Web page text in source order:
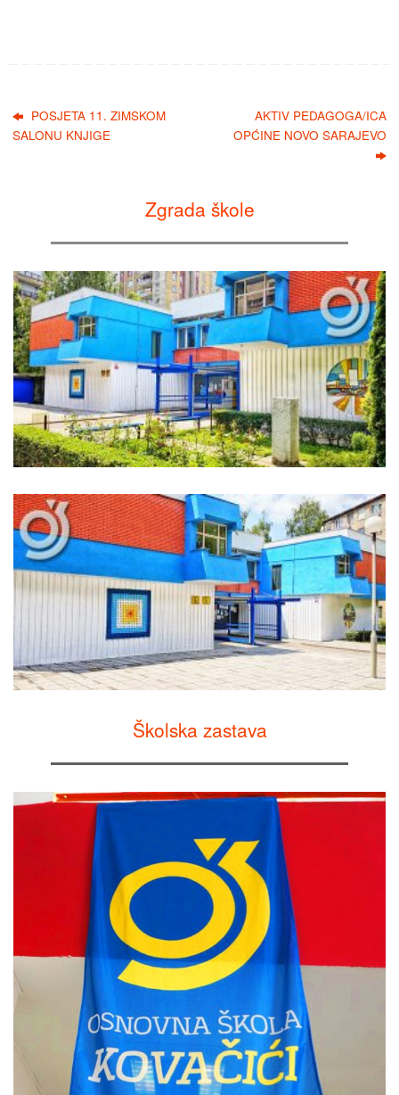
POSJETA 11. ZIMSKOM
SALONU KNJIGE
AKTIV PEDAGOGA/ICA
OPĆINE NOVO SARAJEVO
Zgrada škole
Školska zastava